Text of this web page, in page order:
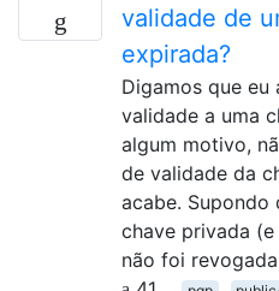
validade de
expirada?
Digamos que eu
validade a uma
algum motivo,
de validade da
acabe. Supondo
chave privada
não foi